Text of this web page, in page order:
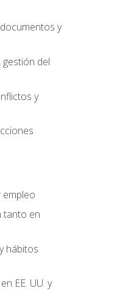
y
del
y
tanto en
hábitos
EE. UU. y